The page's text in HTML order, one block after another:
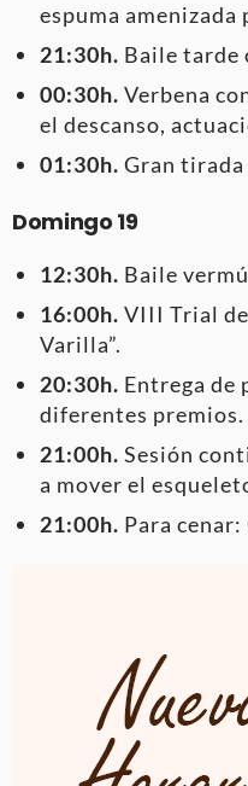
espuma amenizada
21:30h. Baile tarde
00:30h. Verbena
el descanso,
01:30h. Gran
Domingo 19
12:30h. Baile
16:00h. VIII Trial
Varilla”.
20:30h. Entrega de
diferentes premios.
21:00h. Sesión
a mover el
21:00h. Para